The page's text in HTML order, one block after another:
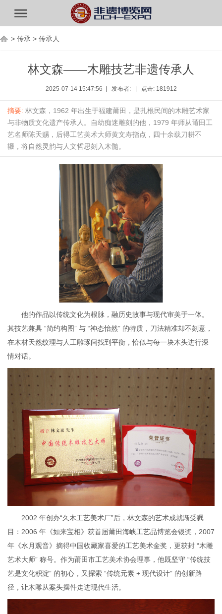
> 传承 > 传承人
林文森——木雕技艺非遗传承人
2025-07-14 15:47:56 | 发布者: | 点击: 181912
摘要: 林文森，1962 年出生于福建莆田，是扎根民间的木雕艺术家
与非物质文化遗产传承人。自幼痴迷雕刻的他，1979 年师从莆田工
艺名师陈天赐，后得工艺美术大师黄文寿指点，四十余载刀耕不
辍，将自然灵韵与人文哲思刻入木髓。
他的作品以传统文化为根脉，融历史故事与现代审美于一体。
其技艺兼具 “简约构图” 与 “神态怡然” 的特质，刀法精准却不刻意，
在木材天然纹理与人工雕琢间找到平衡，恰似与每一块木头进行深
情对话。
2002 年创办“久木工艺美术厂”后，林文森的艺术成就渐受瞩
目：2006 年《如来宝相》获首届莆田海峡工艺品博览会银奖，2007
年《水月观音》摘得中国收藏家喜爱的工艺美术金奖，更获封 “木雕
艺术大师” 称号。作为莆田市工艺美术协会理事，他既坚守 “传统技
艺是文化积淀” 的初心，又探索 “传统元素 + 现代设计” 的创新路
径，让木雕从案头摆件走进现代生活。